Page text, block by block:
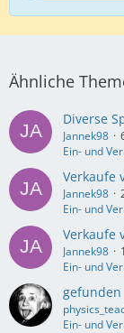
Ähnliche
Diverse
Jannek98
Ein- und
Verkaufe
Jannek98
Ein- und
Verkaufe
Jannek98
Ein- und
gefunden
Ein- und